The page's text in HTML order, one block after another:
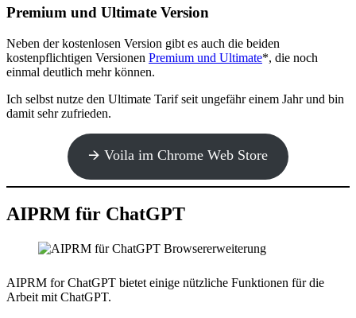
Premium und Ultimate Version
Neben der kostenlosen Version gibt es auch die beiden
kostenpflichtigen Versionen Premium und Ultimate*, die noch
einmal deutlich mehr können.
Ich selbst nutze den Ultimate Tarif seit ungefähr einem Jahr und bin
damit sehr zufrieden.
🡪 Voila im Chrome Web Store
AIPRM für ChatGPT
AIPRM for ChatGPT bietet einige nützliche Funktionen für die
Arbeit mit ChatGPT.